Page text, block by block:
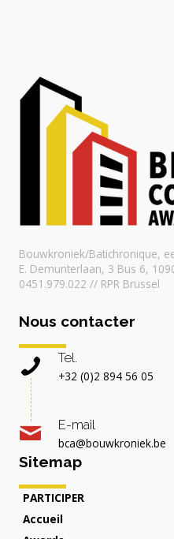
Bouwkroniek/Batichronique,
E. Demunterlaan, 3 Bus 6,
0451.979.022 // RPR Brussel
Nous contacter
Tel.
+32 (0)2 894 56 05
E-mail
bca@bouwkroniek.be
Sitemap
PARTICIPER
Accueil